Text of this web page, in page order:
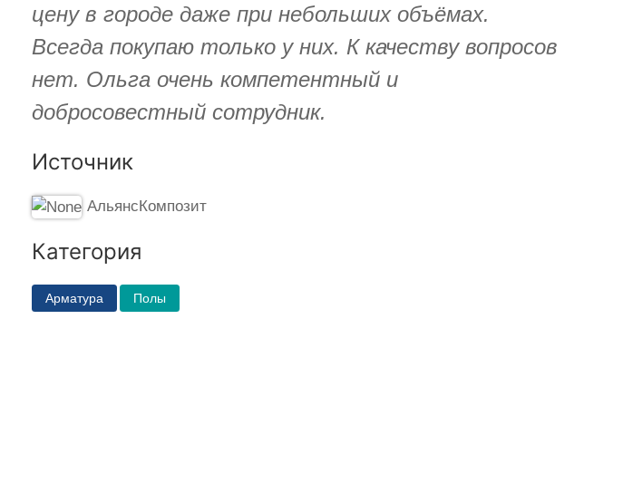
цену в городе даже при небольших объёмах.
Всегда покупаю только у них. К качеству вопросов
нет. Ольга очень компетентный и
добросовестный сотрудник.
Источник
АльянсКомпозит
Категория
Арматура Полы